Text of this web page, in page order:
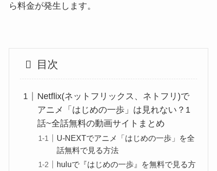
ら料金が発生します。
目次
Netflix(ネットフリックス、ネトフリ)で
アニメ「はじめの一歩」は見れない？1
話~全話無料の動画サイトまとめ
U-NEXTでアニメ「はじめの一歩」を全
話無料で見る方法
huluで『はじめの一歩』を無料で見る方